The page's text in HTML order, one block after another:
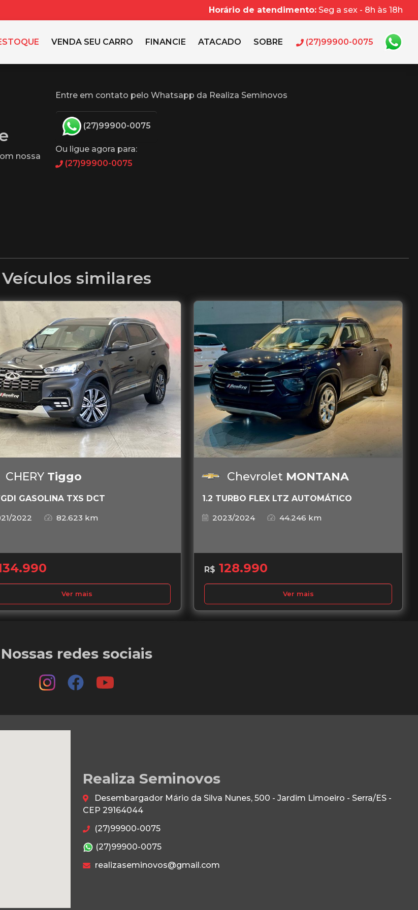
Horário de atendimento: Seg a sex - 8h às 18h
VENDA SEU CARRO FINANCIE ATACADO SOBRE (27)99900-0075
nossa
Entre em contato pelo Whatsapp da Realiza Seminovos
(27)99900-0075
Ou ligue agora para:
(27)99900-0075
Veículos similares
CHERY Tiggo
GASOLINA TXS DCT
2022
82.623 km
Ver mais
Chevrolet MONTANA
1.2 TURBO FLEX LTZ AUTOMÁTICO
2023/2024
44.246 km
R$ 128.990
Ver mais
Nossas redes sociais
Realiza Seminovos
Desembargador Mário da Silva Nunes, 500 - Jardim Limoeiro - Serra/ES -
CEP 29164044
(27)99900-0075
(27)99900-0075
realizaseminovos@gmail.com